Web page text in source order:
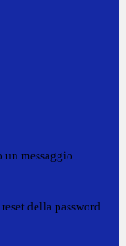
un messaggio
della password